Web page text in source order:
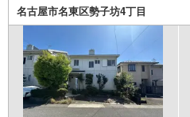
名古屋市名東区勢子坊4丁目